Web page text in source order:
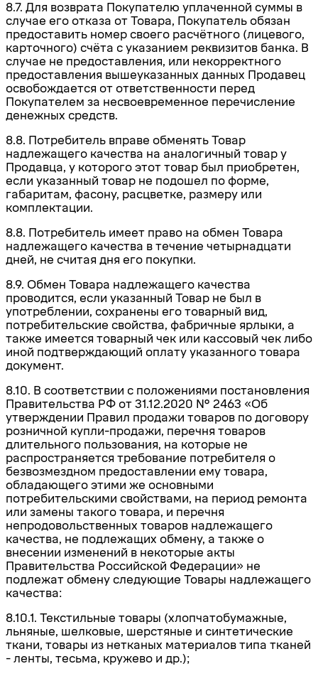
8.7. Для возврата Покупателю уплаченной суммы в
случае его отказа от Товара, Покупатель обязан
предоставить номер своего расчётного (лицевого,
карточного) счёта с указанием реквизитов банка. В
случае не предоставления, или некорректного
предоставления вышеуказанных данных Продавец
освобождается от ответственности перед
Покупателем за несвоевременное перечисление
денежных средств.
8.8. Потребитель вправе обменять Товар
надлежащего качества на аналогичный товар у
Продавца, у которого этот товар был приобретен,
если указанный товар не подошел по форме,
габаритам, фасону, расцветке, размеру или
комплектации.
8.8. Потребитель имеет право на обмен Товара
надлежащего качества в течение четырнадцати
дней, не считая дня его покупки.
8.9. Обмен Товара надлежащего качества
проводится, если указанный Товар не был в
употреблении, сохранены его товарный вид,
потребительские свойства, фабричные ярлыки, а
также имеется товарный чек или кассовый чек либо
иной подтверждающий оплату указанного товара
документ.
8.10. В соответствии с положениями постановления
Правительства РФ от 31.12.2020 № 2463 «Об
утверждении Правил продажи товаров по договору
розничной купли-продажи, перечня товаров
длительного пользования, на которые не
распространяется требование потребителя о
безвозмездном предоставлении ему товара,
обладающего этими же основными
потребительскими свойствами, на период ремонта
или замены такого товара, и перечня
непродовольственных товаров надлежащего
качества, не подлежащих обмену, а также о
внесении изменений в некоторые акты
Правительства Российской Федерации» не
подлежат обмену следующие Товары надлежащего
качества:
8.10.1. Текстильные товары (хлопчатобумажные,
льняные, шелковые, шерстяные и синтетические
ткани, товары из нетканых материалов типа тканей
- ленты, тесьма, кружево и др.);